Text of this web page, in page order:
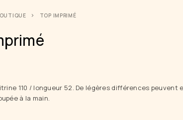
TOP IMPRIMÉ
110 / longueur 52. De légères différences peuvent
à la main.